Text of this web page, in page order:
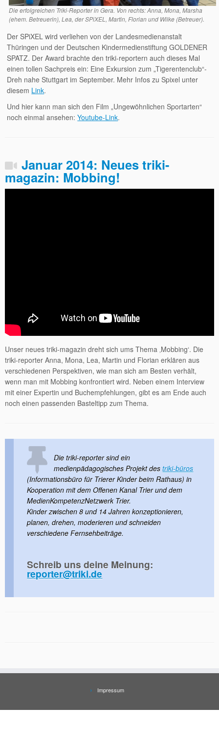
Die erfolgreichen Triki-Reporter in Gera. Von rechts: Anna, Mona, Marsha
(ehem. Betreuerin), Lea, der SPiXEL, Martin, Florian und Wilke (Betreuer).
Der SPiXEL wird verliehen von der Landesmedienanstalt
Thüringen und der Deutschen Kindermedienstiftung GOLDENER
SPATZ. Der Award brachte den triki-reportern auch dieses Mal
einen tollen Sachpreis ein: Eine Exkursion zum „Tigerentenclub“-
Dreh nahe Stuttgart im September. Mehr Infos zu Spixel unter
diesem Link.
Und hier kann man sich den Film „Ungewöhnlichen Sportarten“
noch einmal ansehen:Youtube-Link.
Januar 2014: Neues triki-
magazin: Mobbing!
Unser neues triki-magazin dreht sich ums Thema ‚Mobbing‘. Die
triki-reporter Anna, Mona, Lea, Martin und Florian erklären aus
verschiedenen Perspektiven, wie man sich am Besten verhält,
wenn man mit Mobbing konfrontiert wird. Neben einem Interview
mit einer Expertin und Buchempfehlungen, gibt es am Ende auch
noch einen passenden Basteltipp zum Thema.
Die triki-reporter sind ein
medienpädagogisches Projekt destriki-büros
(Informationsbüro für Trierer Kinder beim Rathaus) in
Kooperation mit dem Offenen Kanal Trier und dem
MedienKompetenzNetzwerk Trier.
Kinder zwischen 8 und 14 Jahren konzeptionieren,
planen, drehen, moderieren und schneiden
verschiedene Fernsehbeiträge.
Schreib uns deine Meinung:
reporter@triki.de
Impressum